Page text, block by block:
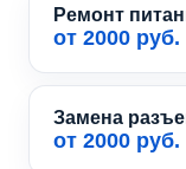
Ремонт
от 2000 руб.
Замена
от 2000 руб.